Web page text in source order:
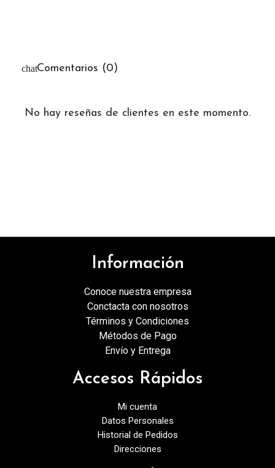
Comentarios (0)
No hay reseñas de clientes en este momento.
Información
Conoce nuestra empresa
Conctacta con nosotros
Términos y Condiciones
Métodos de Pago
Envío y Entrega
Accesos Rápidos
Mi cuenta
Datos Personales
Historial de Pedidos
Direcciones